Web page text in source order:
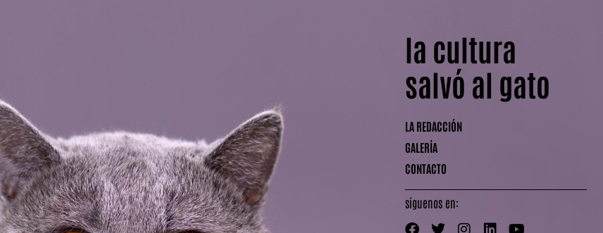
la cultura
salvó al gato
LA REDACCIÓN
GALERÍA
CONTACTO
síguenos en: